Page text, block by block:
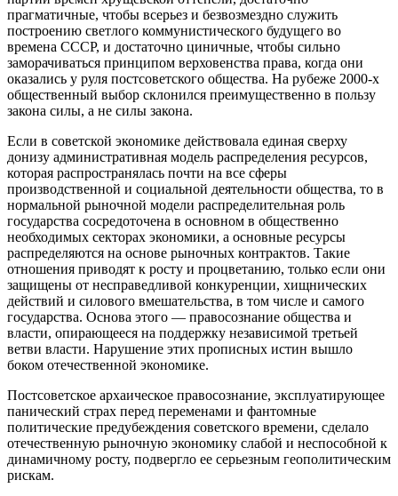
прагматичные, чтобы всерьез и безвозмездно служить
построению светлого коммунистического будущего во
времена СССР, и достаточно циничные, чтобы сильно
заморачиваться принципом верховенства права, когда они
оказались у руля постсоветского общества. На рубеже 2000-х
общественный выбор склонился преимущественно в пользу
закона силы, а не силы закона.
Если в советской экономике действовала единая сверху
донизу административная модель распределения ресурсов,
которая распространялась почти на все сферы
производственной и социальной деятельности общества, то в
нормальной рыночной модели распределительная роль
государства сосредоточена в основном в общественно
необходимых секторах экономики, а основные ресурсы
распределяются на основе рыночных контрактов. Такие
отношения приводят к росту и процветанию, только если они
защищены от несправедливой конкуренции, хищнических
действий и силового вмешательства, в том числе и самого
государства. Основа этого — правосознание общества и
власти, опирающееся на поддержку независимой третьей
ветви власти. Нарушение этих прописных истин вышло
боком отечественной экономике.
Постсоветское архаическое правосознание, эксплуатирующее
панический страх перед переменами и фантомные
политические предубеждения советского времени, сделало
отечественную рыночную экономику слабой и неспособной к
динамичному росту, подвергло ее серьезным геополитическим
рискам.